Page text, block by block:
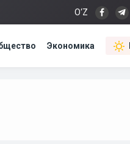
O‘Z
Экономика